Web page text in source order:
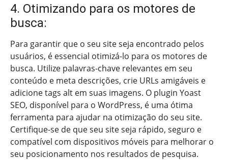
4. Otimizando para os motores de
busca:
Para garantir que o seu site seja encontrado pelos
usuários, é essencial otimizá-lo para os motores de
busca. Utilize palavras-chave relevantes em seu
conteúdo e meta descrições, crie URLs amigáveis e
adicione tags alt em suas imagens. O plugin Yoast
SEO, disponível para o WordPress, é uma ótima
ferramenta para ajudar na otimização do seu site.
Certifique-se de que seu site seja rápido, seguro e
compatível com dispositivos móveis para melhorar o
seu posicionamento nos resultados de pesquisa.